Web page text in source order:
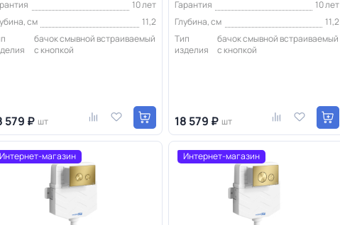
10 лет
см
11,2
бачок смывной встраиваемый
с кнопкой
579 ₽ шт
Гарантия
10 лет
Глубина, см
11,2
Тип
изделия
бачок смывной встраиваемый
с кнопкой
18 579 ₽ шт
Интернет-магазин Интернет-магазин